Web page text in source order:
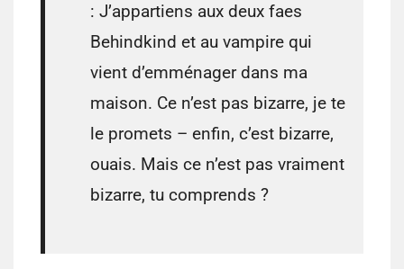
: J’appartiens aux deux faes
Behindkind et au vampire qui
vient d’emménager dans ma
maison. Ce n’est pas bizarre, je te
le promets – enfin, c’est bizarre,
ouais. Mais ce n’est pas vraiment
bizarre, tu comprends ?